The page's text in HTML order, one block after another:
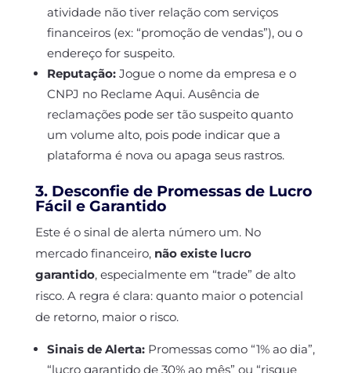
atividade não tiver relação com serviços
financeiros (ex: “promoção de vendas”), ou o
endereço for suspeito.
Reputação:Jogue o nome da empresa e o
CNPJ no Reclame Aqui. Ausência de
reclamações pode ser tão suspeito quanto
um volume alto, pois pode indicar que a
plataforma é nova ou apaga seus rastros.
3. Desconfie de Promessas de Lucro
Fácil e Garantido
Este é o sinal de alerta número um. No
mercado financeiro, não existe lucro
garantido, especialmente em “trade” de alto
risco. A regra é clara: quanto maior o potencial
de retorno, maior o risco.
Sinais de Alerta:Promessas como “1% ao dia”,
“lucro garantido de 30% ao mês” ou “risque